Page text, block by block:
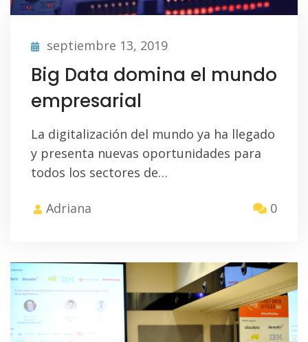
septiembre 13, 2019
Big Data domina el mundo
empresarial
La digitalización del mundo ya ha llegado
y presenta nuevas oportunidades para
todos los sectores de…
Adriana 0